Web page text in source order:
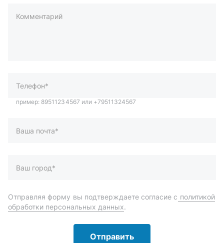
Комментарий
пример: 89511234567 или +79511324567
Отправить
Автозапчасти и комплектующие